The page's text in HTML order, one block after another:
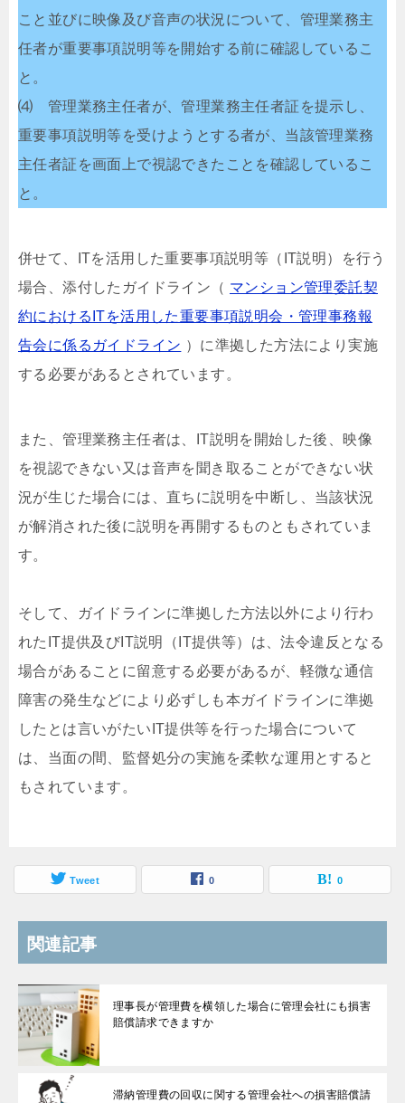
こと並びに映像及び音声の状況について、管理業務主
任者が重要事項説明等を開始する前に確認しているこ
と。
⑷ 管理業務主任者が、管理業務主任者証を提示し、
重要事項説明等を受けようとする者が、当該管理業務
主任者証を画面上で視認できたことを確認しているこ
と。
併せて、ITを活用した重要事項説明等（IT説明）を行う
場合、添付したガイドライン（ マンション管理委託契
約におけるITを活用した重要事項説明会・管理事務報
告会に係るガイドライン ）に準拠した方法により実施
する必要があるとされています。
また、管理業務主任者は、IT説明を開始した後、映像
を視認できない又は音声を聞き取ることができない状
況が生じた場合には、直ちに説明を中断し、当該状況
が解消された後に説明を再開するものともされていま
す。
そして、ガイドラインに準拠した方法以外により行わ
れたIT提供及びIT説明（IT提供等）は、法令違反となる
場合があることに留意する必要があるが、軽微な通信
障害の発生などにより必ずしも本ガイドラインに準拠
したとは言いがたいIT提供等を行った場合について
は、当面の間、監督処分の実施を柔軟な運用とすると
もされています。
Tweet 0 0
関連記事
理事長が管理費を横領した場合に管理会社にも損害
賠償請求できますか
滞納管理費の回収に関する管理会社への損害賠償請